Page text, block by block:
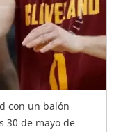
con un balón
30 de mayo de